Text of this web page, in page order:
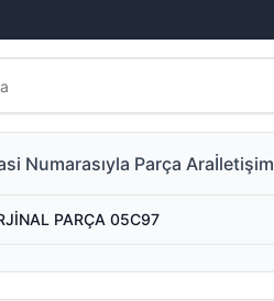
Numarasıyla Parça Araİletişim
PARÇA 05C97